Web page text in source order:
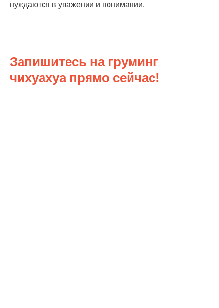
нуждаются в уважении и понимании.
Запишитесь на груминг
чихуахуа прямо сейчас!